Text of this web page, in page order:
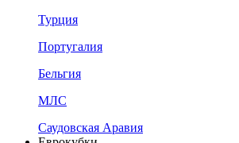
Турция
Португалия
Бельгия
МЛС
Саудовская Аравия